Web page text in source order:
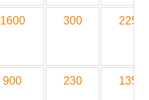
1600 300 2250
900 230 1350